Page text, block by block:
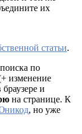
их
статьи.
по
изменение
и
на странице. К
, но уже